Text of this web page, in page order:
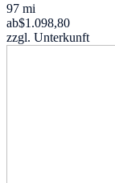
97 mi
ab$1.098,80
zzgl. Unterkunft